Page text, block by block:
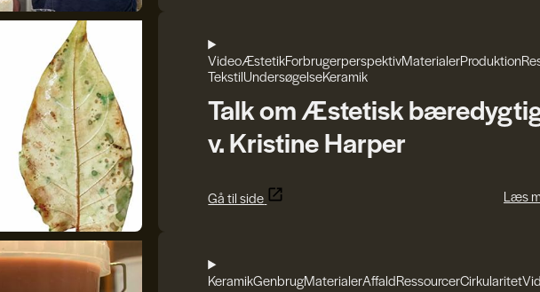
VideoÆstetikForbrugerperspektivMaterialerProduktion
TekstilUndersøgelseKeramik
Talk om Æstetisk
v. Kristine Harper
Gå til side Læs
KeramikGenbrugMaterialerAffaldRessourcerCirkularitet